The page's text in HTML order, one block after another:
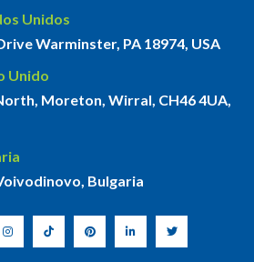
Unidos
Warminster, PA 18974, USA
Unido
Moreton, Wirral, CH46 4UA,
Bulgaria